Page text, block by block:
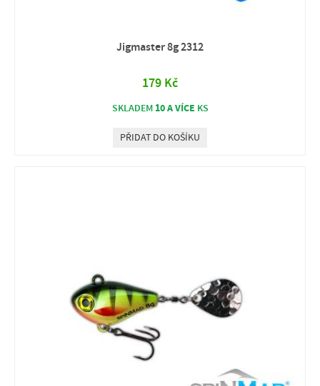
Jigmaster 8g 2312
179 Kč
SKLADEM 10 A VÍCE KS
PŘIDAT DO KOŠÍKU